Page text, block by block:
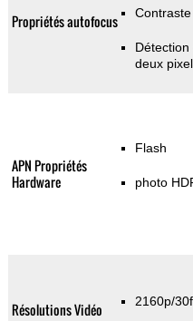
Propriétés autofocus Contraste
deux
APN Propriétés
Hardware
Flash
photo
Résolutions Vidéo 2160p/